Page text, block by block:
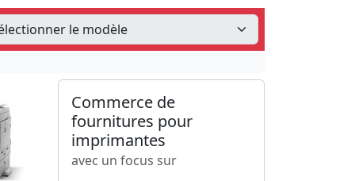
Commerce de
fournitures pour
imprimantes
avec un focus sur